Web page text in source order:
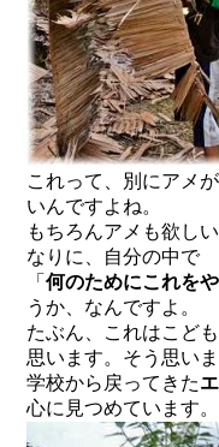
これって、別にアメ
いんですよね。
もちろんアメも欲し
なりに、自分の中で
「何のためにこれを
うか、なんですよ。
たぶん、これはこど
思います。そう思い
学校から戻ってきた
心に見つめています。